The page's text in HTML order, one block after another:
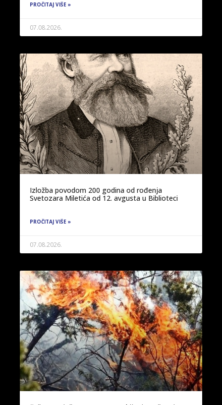
PROČITAJ VIŠE »
07.08.2026.
Izložba povodom 200 godina od rođenja
Svetozara Miletića od 12. avgusta u Biblioteci
PROČITAJ VIŠE »
07.08.2026.